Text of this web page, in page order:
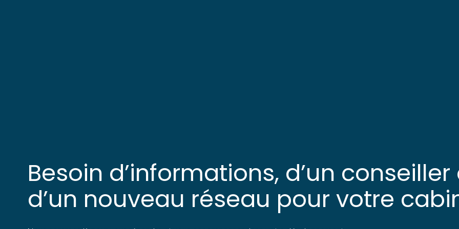
Besoin d’informations, d’un conseiller
d’un nouveau réseau pour votre